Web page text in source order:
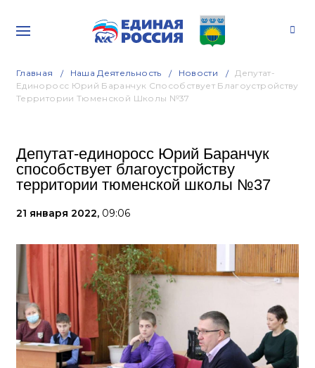
Главная Наша Деятельность Новости
Депутат-
Единоросс Юрий Баранчук Способствует Благоустройству
Территории Тюменской Школы №37
Депутат-единоросс Юрий Баранчук
способствует благоустройству
территории тюменской школы №37
21 января 2022, 09:06